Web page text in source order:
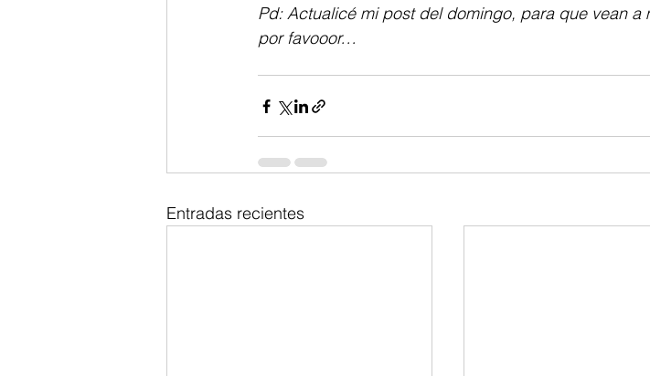
Pd: Actualicé mi post del domingo, para que vean a
por favooor…
Entradas recientes